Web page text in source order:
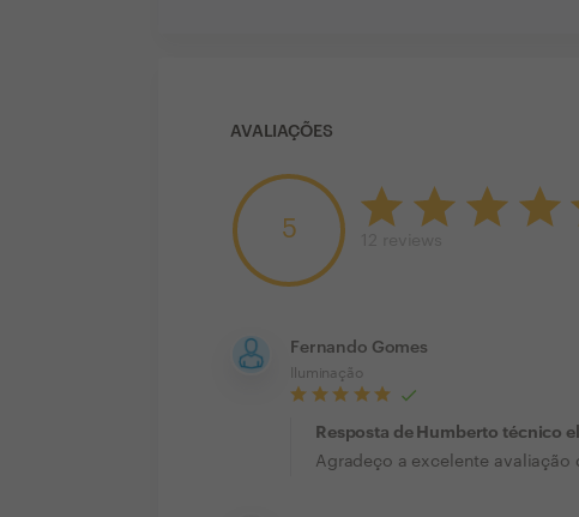
AVALIAÇÕES
5
Fernando Gomes
Iluminação
Resposta de Humberto técnico
Agradeço a excelente avaliação